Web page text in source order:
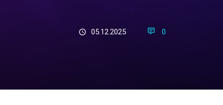
05.12.2025 0